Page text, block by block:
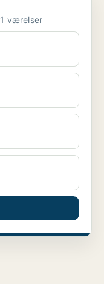
Andelsbolig til salg i 8000 Århus C 1 værelser